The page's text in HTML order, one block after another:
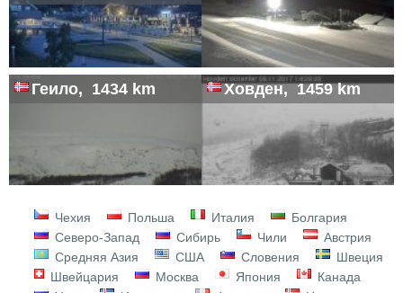
Геило, 1434 km Ховден, 1459 km
Чехия Польша Италия
Болгария
Северо-Запад
Сибирь Чили
Австрия
Средняя Азия
США Словения
Швеция
Швейцария
Москва Япония
Канада